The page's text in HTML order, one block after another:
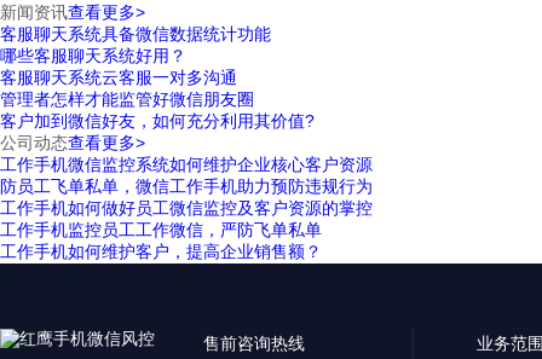
新闻资讯查看更多>
客服聊天系统具备微信数据统计功能
哪些客服聊天系统好用？
客服聊天系统云客服一对多沟通
管理者怎样才能监管好微信朋友圈
客户加到微信好友，如何充分利用其价值?
公司动态查看更多>
工作手机微信监控系统如何维护企业核心客户资源
防员工飞单私单，微信工作手机助力预防违规行为
工作手机如何做好员工微信监控及客户资源的掌控
工作手机监控员工工作微信，严防飞单私单
工作手机如何维护客户，提高企业销售额？
售前咨询热线 业务范